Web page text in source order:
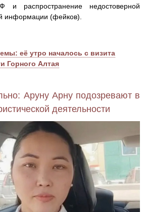
и распространение недостоверной
информации (фейков).
её утро началось с визита
Горного Алтая
Аруну Арну подозревают в
деятельности